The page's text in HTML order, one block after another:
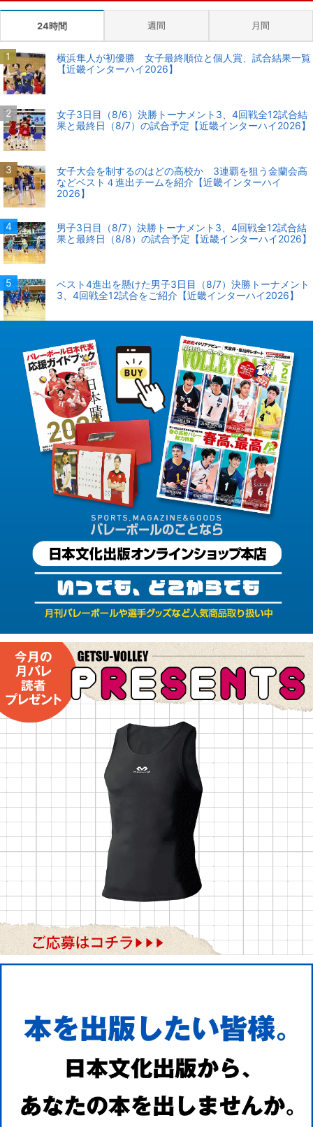
24時間 週間 月間
横浜隼人が初優勝 女子最終順位と個人賞、試合結果一覧
【近畿インターハイ2026】
女子3日目（8/6）決勝トーナメント3、4回戦全12試合結
果と最終日（8/7）の試合予定【近畿インターハイ2026】
女子大会を制するのはどの高校か 3連覇を狙う金蘭会高
などベスト４進出チームを紹介【近畿インターハイ
2026】
男子3日目（8/7）決勝トーナメント3、4回戦全12試合結
果と最終日（8/8）の試合予定【近畿インターハイ2026】
ベスト4進出を懸けた男子3日目（8/7）決勝トーナメント
3、4回戦全12試合をご紹介【近畿インターハイ2026】